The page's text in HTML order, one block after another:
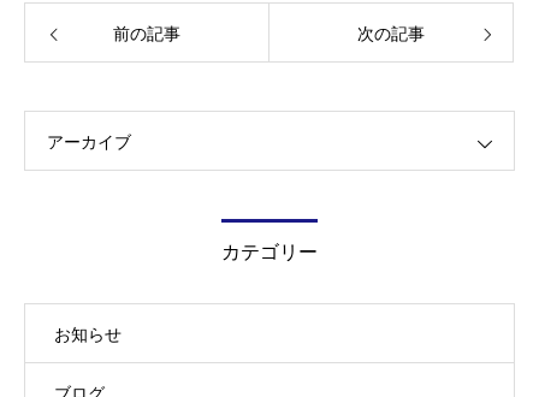
前の記事 次の記事
アーカイブ
カテゴリー
お知らせ